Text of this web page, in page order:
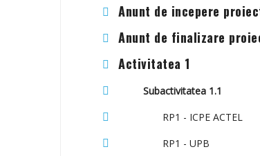
Anunt de incepere
Anunt de finalizare
Activitatea 1
Subactivitatea 1.1
RP1 - ICPE ACTEL
RP1 - UPB